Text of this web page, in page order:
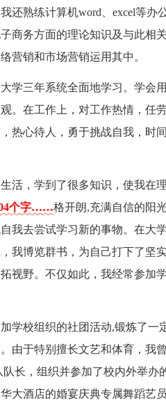
还熟练计算机word、excel等
商务方面的理论知识及与此相
营销和市场营销运用其中。
学三年系统全面地学习。学会
。在工作上，对工作热情，任
热心待人，勇于挑战自我，时
活，学到了很多知识，使我在
个字……格开朗,充满自信的阳
我去尝试学习新的事物。在大
我博览群书，为自己打下了坚
视野。不仅如此，我经常参加
学校组织的社团活动,锻炼了
由于特别擅长文艺和体育，我
长，组织并参加了校内外举
大酒店的婚宴庆典专属舞蹈艺